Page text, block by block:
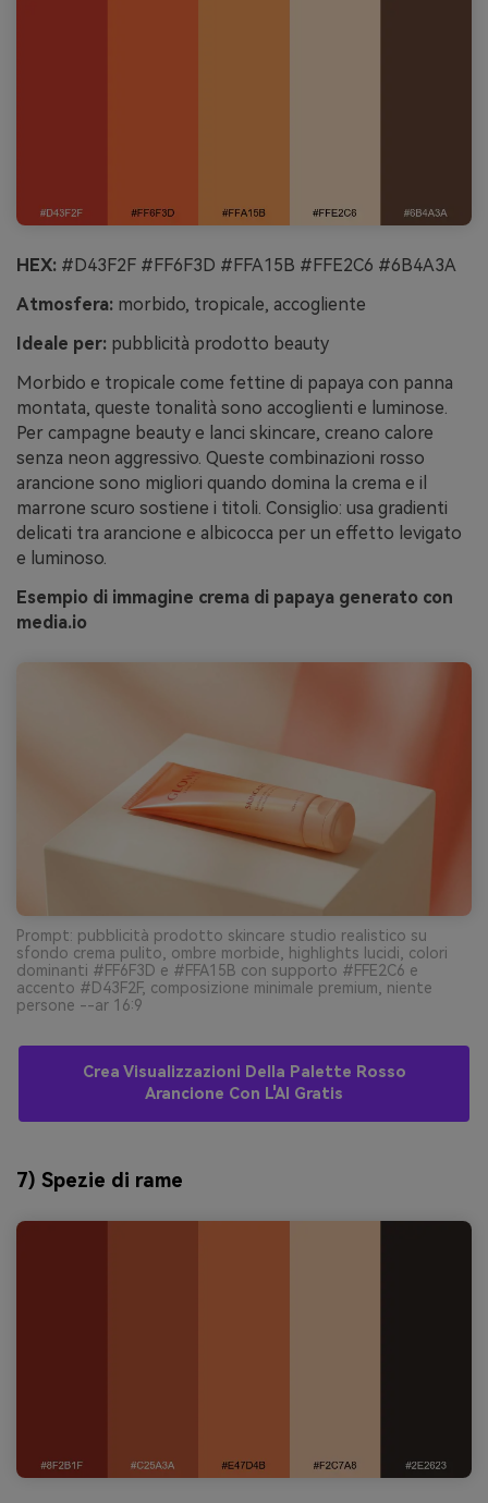
HEX: #D43F2F #FF6F3D #FFA15B #FFE2C6 #6B4A3A
Atmosfera: morbido, tropicale, accogliente
Ideale per: pubblicità prodotto beauty
Morbido e tropicale come fettine di papaya con panna
montata, queste tonalità sono accoglienti e luminose.
Per campagne beauty e lanci skincare, creano calore
senza neon aggressivo. Queste combinazioni rosso
arancione sono migliori quando domina la crema e il
marrone scuro sostiene i titoli. Consiglio: usa gradienti
delicati tra arancione e albicocca per un effetto levigato
e luminoso.
Esempio di immagine crema di papaya generato con
media.io
Prompt: pubblicità prodotto skincare studio realistico su
sfondo crema pulito, ombre morbide, highlights lucidi, colori
dominanti #FF6F3D e #FFA15B con supporto #FFE2C6 e
accento #D43F2F, composizione minimale premium, niente
persone --ar 16:9
Crea Visualizzazioni Della Palette Rosso
Arancione Con L'AI Gratis
7) Spezie di rame